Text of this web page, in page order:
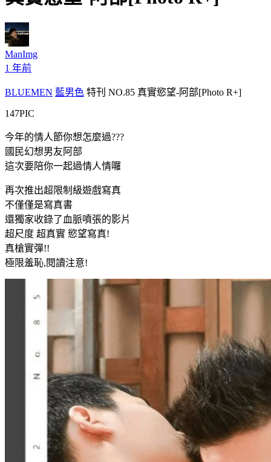
ManImg
1 年前
BLUEMEN 藍男色 特刊 NO.85 真實慾望-阿部[Photo R+]
147PIC
今年的情人節你想怎麼過???
國民幻想男友阿部
這次要陪你一起過情人情囉
再次推出超限制級遊戲寫真
不僅僅是寫真書
還獨家收錄了血脈噴張的影片
超尺度 超真實 慾望寫真!
真槍實彈!!
極限羞恥,閱讀注意!